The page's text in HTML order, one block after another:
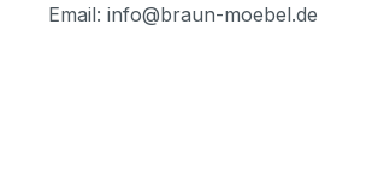
Email: info@braun-moebel.de